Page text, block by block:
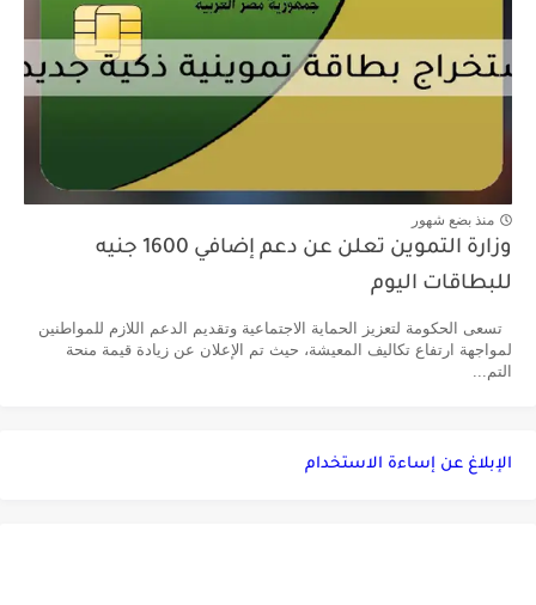
منذ بضع شهور
وزارة التموين تعلن عن دعم إضافي 1600 جنيه
للبطاقات اليوم
تسعى الحكومة لتعزيز الحماية الاجتماعية وتقديم الدعم اللازم للمواطنين
لمواجهة ارتفاع تكاليف المعيشة، حيث تم الإعلان عن زيادة قيمة منحة
التم...
الإبلاغ عن إساءة الاستخدام